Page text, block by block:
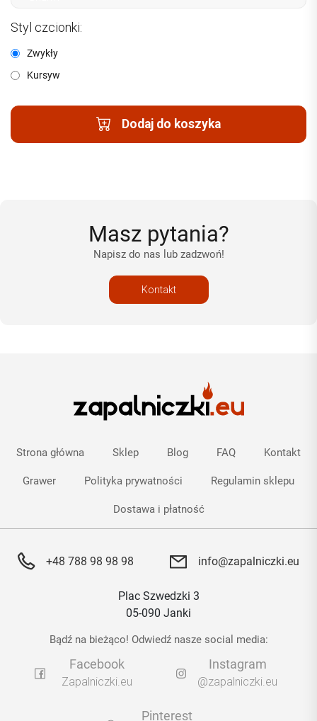
Styl czcionki:
Zwykły
Kursyw
Dodaj do koszyka
Masz pytania?
Napisz do nas lub zadzwoń!
Kontakt
Strona główna Sklep Blog FAQ Kontakt
Grawer Polityka prywatności Regulamin sklepu
Dostawa i płatność
+48 788 98 98 98 info@zapalniczki.eu
Plac Szwedzki 3
05-090 Janki
Bądź na bieżąco! Odwiedź nasze social media:
Facebook
Zapalniczki.eu
Instagram
@zapalniczki.eu
Pinterest